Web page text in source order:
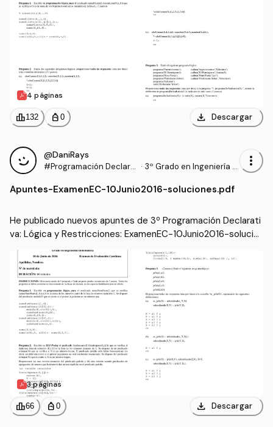
4 páginas
leaderboard132 personal_bag 0 download Descargar
@DaniRays
#Programación Declara
nes
· 3º Grado en Ingeniería In
more_vert
Apuntes-ExamenEC-10Junio2016-soluciones.pdf
He publicado nuevos apuntes de 3º Programación Declarati
va: Lógica y Restricciones: ExamenEC-10Junio2016-solucio
nes.pdf
3 páginas
leaderboard66 personal_bag 0 download Descargar